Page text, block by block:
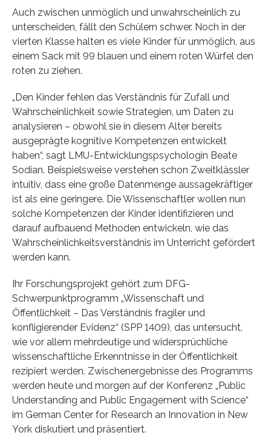
Auch zwischen unmöglich und unwahrscheinlich zu
unterscheiden, fällt den Schülern schwer. Noch in der
vierten Klasse halten es viele Kinder für unmöglich, aus
einem Sack mit 99 blauen und einem roten Würfel den
roten zu ziehen.
„Den Kinder fehlen das Verständnis für Zufall und
Wahrscheinlichkeit sowie Strategien, um Daten zu
analysieren – obwohl sie in diesem Alter bereits
ausgeprägte kognitive Kompetenzen entwickelt
haben“, sagt LMU-Entwicklungspsychologin Beate
Sodian. Beispielsweise verstehen schon Zweitklässler
intuitiv, dass eine große Datenmenge aussagekräftiger
ist als eine geringere. Die Wissenschaftler wollen nun
solche Kompetenzen der Kinder identifizieren und
darauf aufbauend Methoden entwickeln, wie das
Wahrscheinlichkeitsverständnis im Unterricht gefördert
werden kann.
Ihr Forschungsprojekt gehört zum DFG-
Schwerpunktprogramm „Wissenschaft und
Öffentlichkeit – Das Verständnis fragiler und
konfligierender Evidenz“ (SPP 1409), das untersucht,
wie vor allem mehrdeutige und widersprüchliche
wissenschaftliche Erkenntnisse in der Öffentlichkeit
rezipiert werden. Zwischenergebnisse des Programms
werden heute und morgen auf der Konferenz „Public
Understanding and Public Engagement with Science“
im German Center for Research an Innovation in New
York diskutiert und präsentiert.